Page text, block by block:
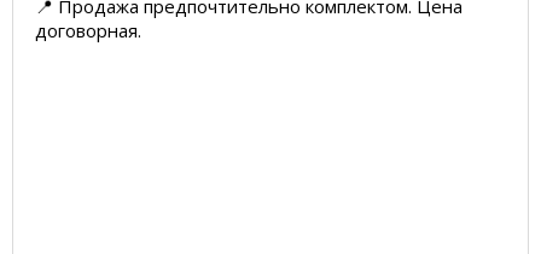
📍 Продажа предпочтительно комплектом. Цена
договорная.